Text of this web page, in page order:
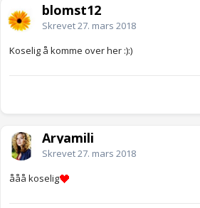
blomst12
Skrevet27. mars 2018
Koselig å komme over her :):)
Aryamili
Skrevet27. mars 2018
ååå koselig